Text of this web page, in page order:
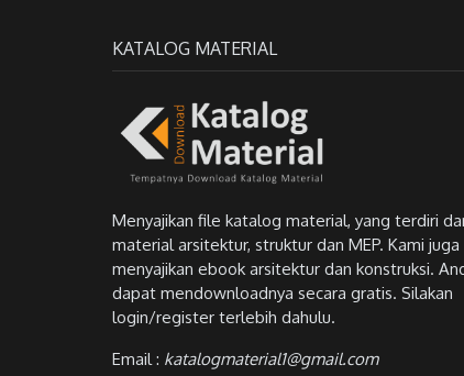
KATALOG MATERIAL
Menyajikan file katalog material, yang terdiri
material arsitektur, struktur dan MEP. Kami juga
menyajikan ebook arsitektur dan konstruksi.
dapat mendownloadnya secara gratis. Silakan
login/register terlebih dahulu.
Email : katalogmaterial1@gmail.com